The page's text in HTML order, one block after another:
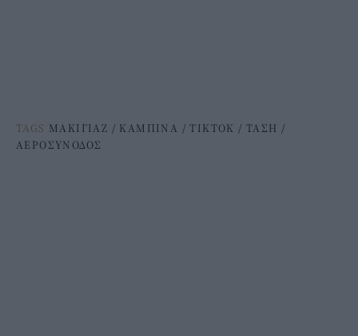
TAGS ΜΑΚΙΓΙΑΖ / ΚΑΜΠΙΝΑ / TIKTOK / ΤΑΣΗ /
ΑΕΡΟΣΥΝΟΔΟΣ